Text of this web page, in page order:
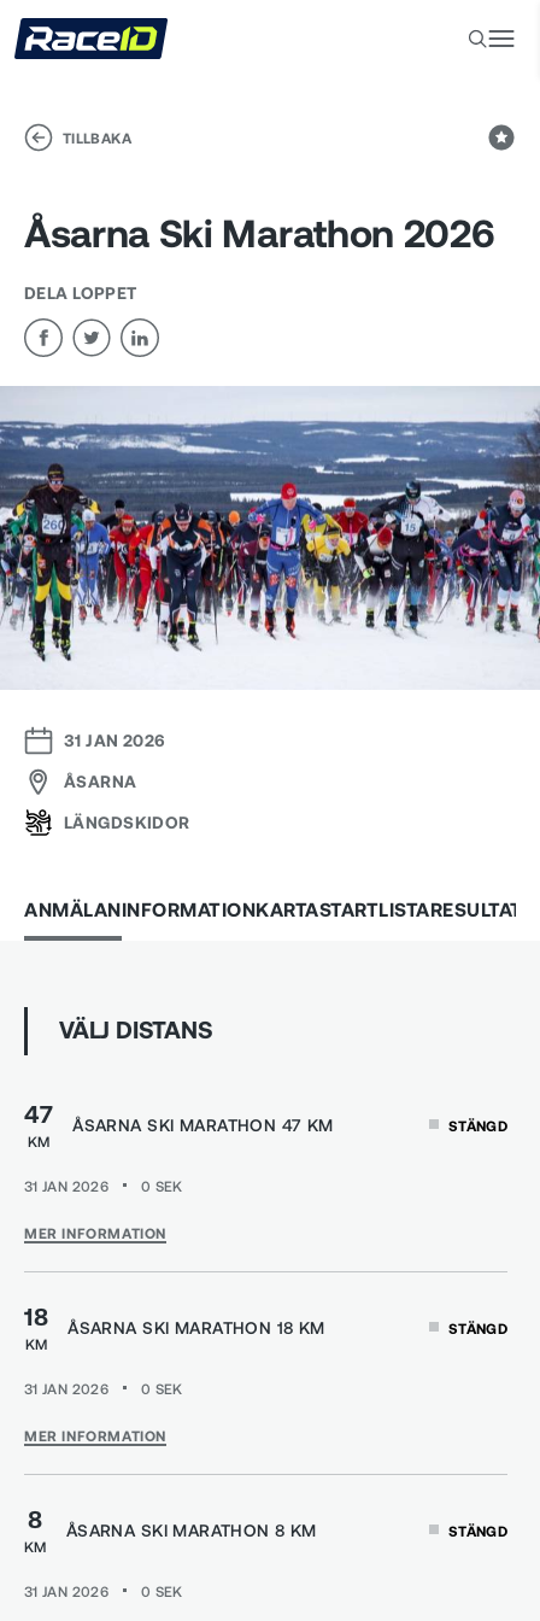
TILLBAKA
Åsarna Ski Marathon 2026
DELA LOPPET
31 JAN 2026
ÅSARNA
LÄNGDSKIDOR
ANMÄLANINFORMATIONKARTASTARTLISTARESULTAT
VÄLJ DISTANS
47
KM
ÅSARNA SKI MARATHON 47 KM STÄNGD
31 JAN 2026 0 SEK
MER INFORMATION
18
KM
ÅSARNA SKI MARATHON 18 KM STÄNGD
31 JAN 2026 0 SEK
MER INFORMATION
8
KM
ÅSARNA SKI MARATHON 8 KM STÄNGD
31 JAN 2026 0 SEK